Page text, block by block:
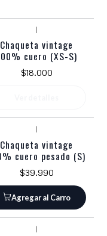
|
Chaqueta vintage
cuero (XS-S)
$18.000
|
Chaqueta vintage
cuero pesado (S)
$39.990
Agregar al Carro
|